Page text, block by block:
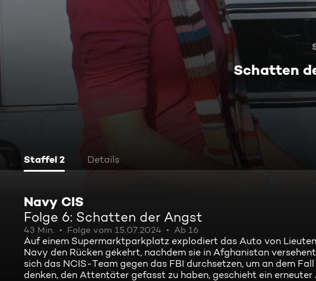
Schatten
Staffel 2 Details
Navy CIS
Folge 6: Schatten der Angst
43 Min. Folge vom 15.07.2024 Ab 16
Auf einem Supermarktparkplatz explodiert das Auto von
Navy den Rücken gekehrt, nachdem sie in Afghanistan
sich das NCIS-Team gegen das FBI durchsetzen, um an dem
denken, den Attentäter gefasst zu haben, geschieht ein